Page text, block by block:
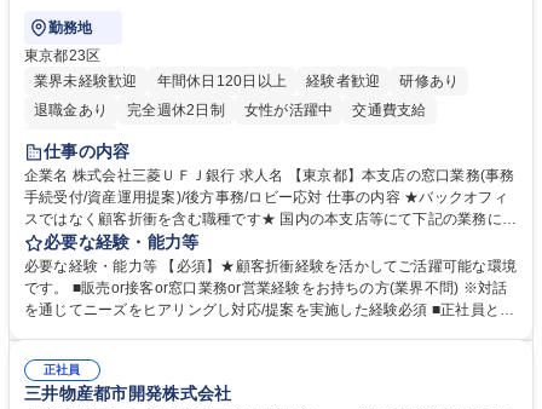
勤務地
東京都23区
業界未経験歓迎
年間休日120日以上 経験者歓迎
研修あり
退職金あり
完全週休2日制 女性が活躍中
交通費支給
土日祝休み
仕事の内容
企業名 株式会社三菱ＵＦＪ銀行 求人名 【東京都】本支店の窓口業務(事務
手続受付/資産運用提案)/後方事務/ロビー応対 仕事の内容 ★バックオフィ
スではなく顧客折衝を含む職種です★ 国内の本支店等にて下記の業務に従
事していただきます。 ■窓口/後方/ロビーにて事務手続等の受付・オペレ
ーション、お客様対応 ■窓口にて、ご来店された個人のお客様に対して金
融商品のご提案 ■効率的な事務運用の検討・構築等 ≪業務紹介：ご応募前
に必ずご覧ください≫ ※記事 https://www.mysite.bk.mufg.jp/career/circle/
必要な経験・能力等
必要な経験・能力等 【必須】★顧客折衝経験を活かしてご活躍可能な環境
です。 ■販売or接客or窓口業務or営業経験をお持ちの方(業界不問) ※対話
を通じてニーズをヒアリングし対応/提案を実施した経験必須 ■正社員とし
るので安心して入行いただけます。 幅広いキャリアの選択肢があり、公募
や社内副業等を活用し、 一人ひとりが挑戦できるカルチャーが浸透してい
正社員
三井物産都市開発株式会社